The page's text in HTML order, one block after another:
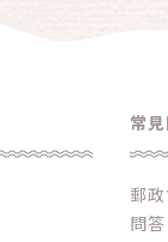
常
郵
問答